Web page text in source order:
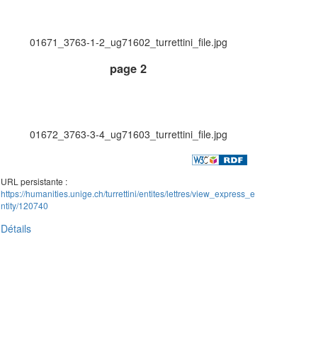
01671_3763-1-2_ug71602_turrettini_file.jpg
page 2
01672_3763-3-4_ug71603_turrettini_file.jpg
URL persistante :
https://humanities.unige.ch/turrettini/entites/lettres/view_express_e
ntity/120740
Détails